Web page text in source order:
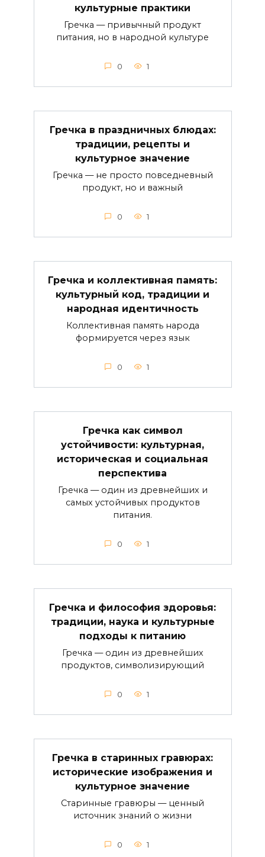
культурные практики
Гречка — привычный продукт
питания, но в народной культуре
0 1
Гречка в праздничных блюдах:
традиции, рецепты и
культурное значение
Гречка — не просто повседневный
продукт, но и важный
0 1
Гречка и коллективная память:
культурный код, традиции и
народная идентичность
Коллективная память народа
формируется через язык
0 1
Гречка как символ
устойчивости: культурная,
историческая и социальная
перспектива
Гречка — один из древнейших и
самых устойчивых продуктов
питания.
0 1
Гречка и философия здоровья:
традиции, наука и культурные
подходы к питанию
Гречка — один из древнейших
продуктов, символизирующий
0 1
Гречка в старинных гравюрах:
исторические изображения и
культурное значение
Старинные гравюры — ценный
источник знаний о жизни
0 1